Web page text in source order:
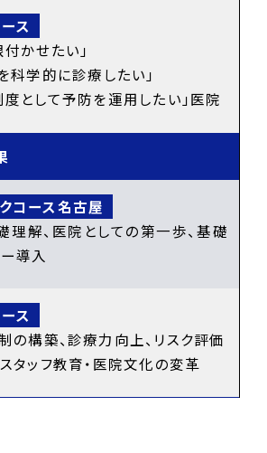
かせたい」
科学的に診療したい」
度として予防を運用したい」医院
解、医院としての第一歩、基礎
導入
の構築、診療力向上、リスク評価
タッフ教育・医院文化の変革